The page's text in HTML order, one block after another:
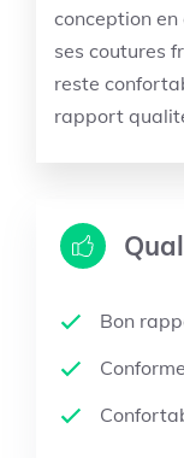
conception
ses coutures
reste
rapport
Bon